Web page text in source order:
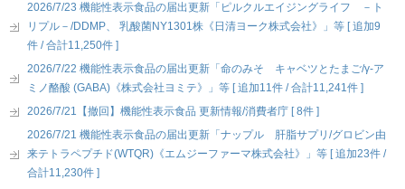
2026/7/23 機能性表示食品の届出更新「ピルクルエイジングライフ －ト
リプル－/DDMP、 乳酸菌NY1301株《日清ヨーク株式会社》」等 [ 追加9
件 / 合計11,250件 ]
2026/7/22 機能性表示食品の届出更新「命のみそ キャベツとたまご/γ-ア
ミノ酪酸 (GABA)《株式会社ヨミテ》」等 [ 追加11件 / 合計11,241件 ]
2026/7/21【撤回】機能性表示食品 更新情報/消費者庁 [ 8件 ]
2026/7/21 機能性表示食品の届出更新「ナップル 肝脂サプリ/グロビン由
来テトラペプチド(WTQR)《エムジーファーマ株式会社》」等 [ 追加23件 /
合計11,230件 ]